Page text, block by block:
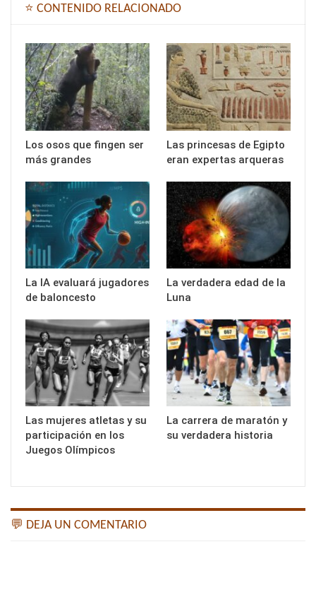
⭐ CONTENIDO RELACIONADO
Los osos que fingen ser
más grandes
Las princesas de Egipto
eran expertas arqueras
La IA evaluará jugadores
de baloncesto
La verdadera edad de la
Luna
Las mujeres atletas y su
participación en los
Juegos Olímpicos
La carrera de maratón y
su verdadera historia
💬 DEJA UN COMENTARIO